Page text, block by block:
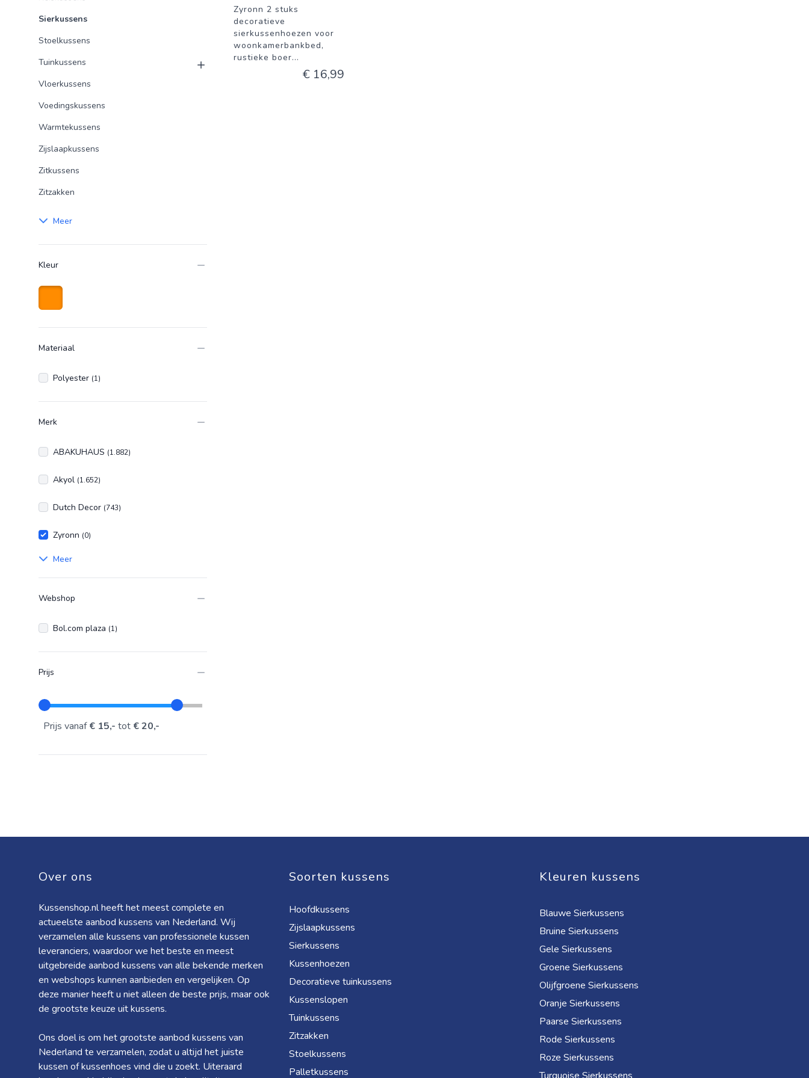
Sierkussens
Stoelkussens
Tuinkussens
Vloerkussens
Voedingskussens
Warmtekussens
Zijslaapkussens
Zitkussens
Zitzakken
Meer
Kleur
Materiaal
Polyester (1)
Merk
ABAKUHAUS (1.882)
Akyol (1.652)
Dutch Decor (743)
Zyronn (0)
Meer
Webshop
Bol.com plaza (1)
Prijs
Prijs vanaf€ 15,- tot € 20,-
Zyronn 2 stuks
decoratieve
sierkussenhoezen voor
woonkamerbankbed,
rustieke boer...
€ 16,99
Over ons
Kussenshop.nl heeft het meest complete en
actueelste aanbod kussens van Nederland. Wij
verzamelen alle kussens van professionele kussen
leveranciers, waardoor we het beste en meest
uitgebreide aanbod kussens van alle bekende merken
en webshops kunnen aanbieden en vergelijken. Op
deze manier heeft u niet alleen de beste prijs, maar ook
de grootste keuze uit kussens.
Ons doel is om het grootste aanbod kussens van
Nederland te verzamelen, zodat u altijd het juiste
kussen of kussenhoes vind die u zoekt. Uiteraard
Soorten kussens
Hoofdkussens
Zijslaapkussens
Sierkussens
Kussenhoezen
Decoratieve tuinkussens
Kussenslopen
Tuinkussens
Zitzakken
Stoelkussens
Palletkussens
Kleuren kussens
Blauwe Sierkussens
Bruine Sierkussens
Gele Sierkussens
Groene Sierkussens
Olijfgroene Sierkussens
Oranje Sierkussens
Paarse Sierkussens
Rode Sierkussens
Roze Sierkussens